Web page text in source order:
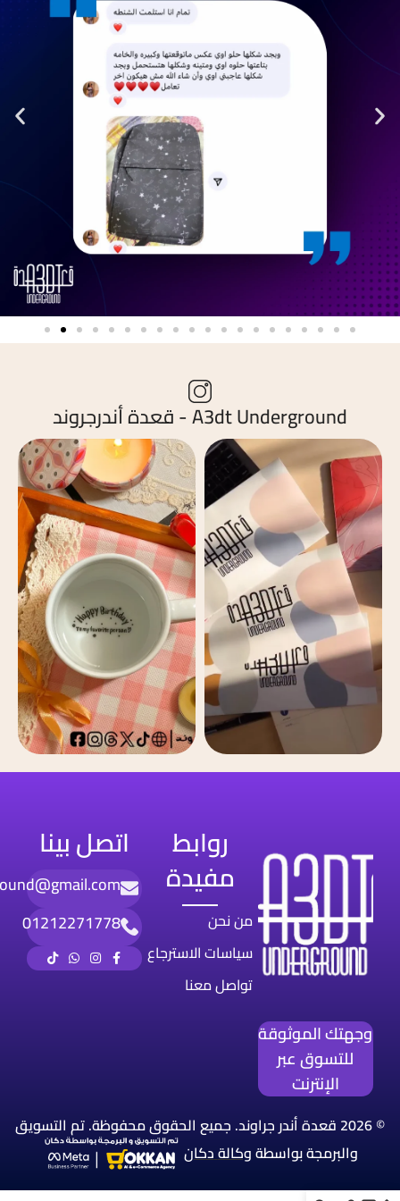
A3dt Underground - قعدة أندرجروند
وجهتك الموثوقة
للتسوق عبر
الإنترنت
روابط
مفيدة
من نحن
سياسات الاسترجاع
تواصل معنا
اتصل بينا
01212271778
© 2026 قعدة أندر جراوند. جميع الحقوق محفوظة. تم التسويق
والبرمجة بواسطةوكالةدكان